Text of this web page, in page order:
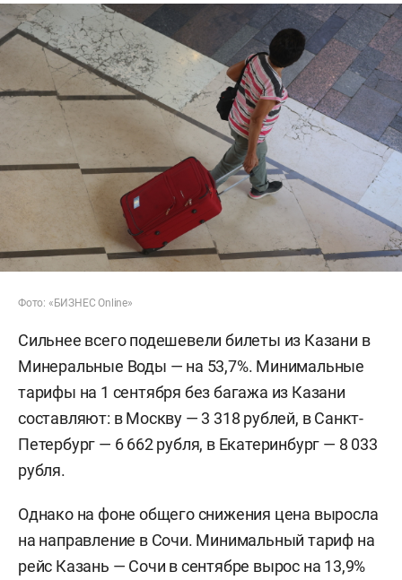
Фото: «БИЗНЕС Online»
Сильнее всего подешевели билеты из Казани в
Минеральные Воды — на 53,7%. Минимальные
тарифы на 1 сентября без багажа из Казани
составляют: в Москву — 3 318 рублей, в Санкт-
Петербург — 6 662 рубля, в Екатеринбург — 8 033
рубля.
Однако на фоне общего снижения цена выросла
на направление в Сочи. Минимальный тариф на
рейс Казань — Сочи в сентябре вырос на 13,9%